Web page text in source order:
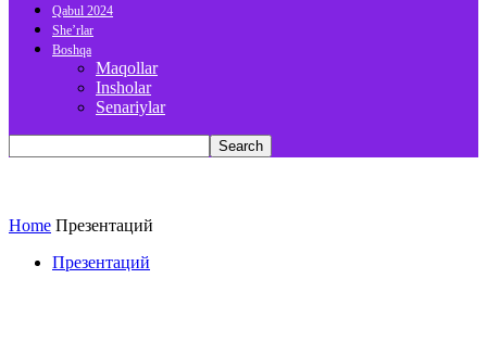
Qabul 2024
She’rlar
Boshqa
Maqollar
Insholar
Senariylar
Home Презентаций
Презентаций